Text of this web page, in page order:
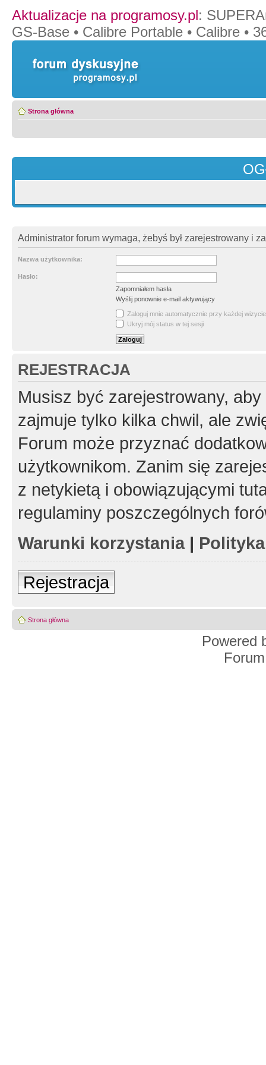
Aktualizacje na programosy.pl:
GS-Base • Calibre Portable • Calibre •
Strona główna
Administrator forum wymaga, żebyś był zarejestrowany i
Nazwa użytkownika:
Hasło:
Zapomniałem hasła
Wyślij ponownie e-mail aktywujący
Zaloguj mnie automatycznie przy każdej wizycie
Ukryj mój status w tej sesji
REJESTRACJA
Musisz być zarejestrowany,
zajmuje tylko kilka chwil, ale
Forum może przyznać
użytkownikom. Zanim się
z netykietą i obowiązującymi
regulaminy poszczególnych
Warunki korzystania|
Rejestracja
Strona główna
Powered